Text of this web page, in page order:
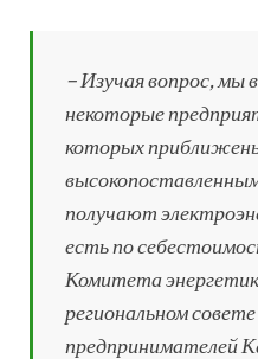
– Изучая вопрос, мы
некоторые
которых
получают
есть по
Комитета
региональном
предпринимателей